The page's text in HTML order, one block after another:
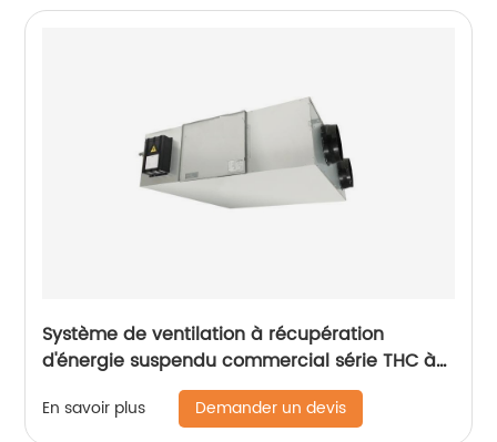
Système de ventilation à récupération
d'énergie suspendu commercial série THC à
moteur à courant continu (ERV 600 ~ 1 300
m3/h)
En savoir plus Demander un devis